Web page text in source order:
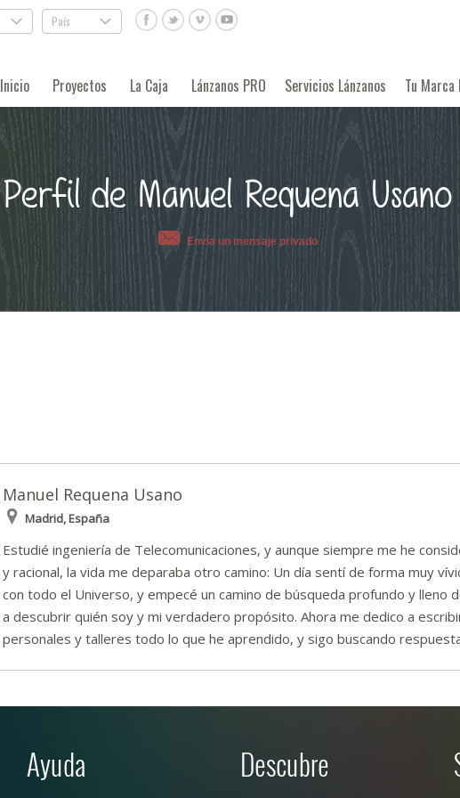
. País .
Inicio Proyectos La Caja Lánzanos PRO Servicios Lánzanos Tu Marca
Perfil de Manuel Requena Usano
Envía un mensaje privado
Manuel Requena Usano
Madrid, España
Estudié ingeniería de Telecomunicaciones, y aunque siempre me he
y racional, la vida me deparaba otro camino: Un día sentí de forma muy
con todo el Universo, y empecé un camino de búsqueda profundo y lleno
a descubrir quién soy y mi verdadero propósito. Ahora me dedico a
personales y talleres todo lo que he aprendido, y sigo buscando
Ayuda Descubre